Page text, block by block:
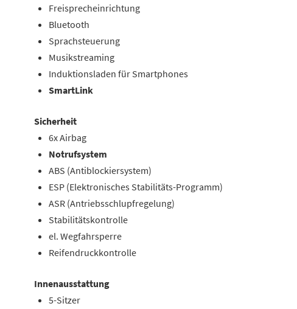
Freisprecheinrichtung
Bluetooth
Sprachsteuerung
Musikstreaming
Induktionsladen für Smartphones
SmartLink
Sicherheit
6x Airbag
Notrufsystem
ABS (Antiblockiersystem)
ESP (Elektronisches Stabilitäts-Programm)
ASR (Antriebsschlupfregelung)
Stabilitätskontrolle
el. Wegfahrsperre
Reifendruckkontrolle
Innenausstattung
5-Sitzer